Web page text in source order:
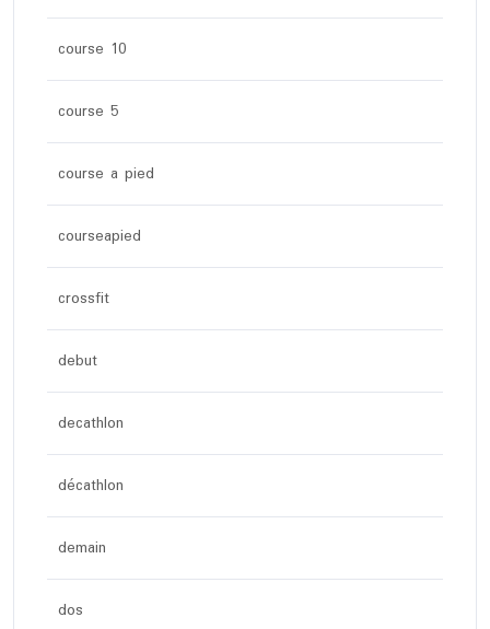
course 10
course 5
course a pied
courseapied
crossfit
debut
decathlon
décathlon
demain
dos